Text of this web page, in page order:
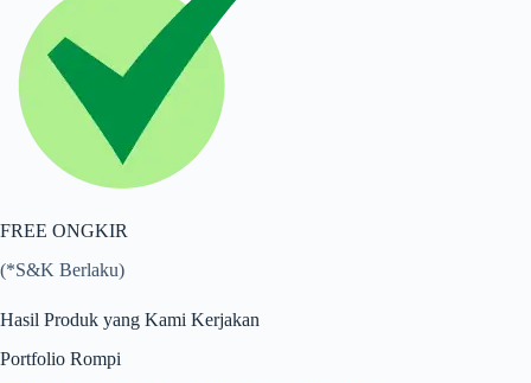
FREE ONGKIR
(*S&K Berlaku)
Hasil Produk yang Kami Kerjakan
Portfolio Rompi